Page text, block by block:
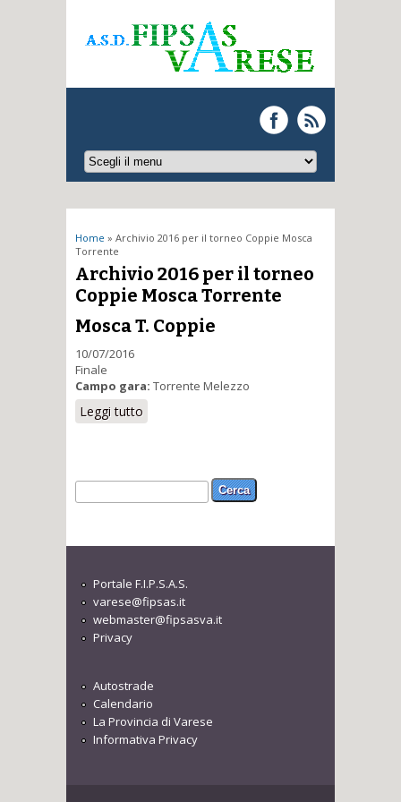
Tu sei qui
Home » Archivio 2016 per il torneo Coppie Mosca
Torrente
Archivio 2016 per il torneo
Coppie Mosca Torrente
Mosca T. Coppie
10/07/2016
Finale
Campo gara: Torrente Melezzo
Leggi tutto
Form di ricerca
Cerca
Portale F.I.P.S.A.S.
varese@fipsas.it
webmaster@fipsasva.it
Privacy
Autostrade
Calendario
La Provincia di Varese
Informativa Privacy